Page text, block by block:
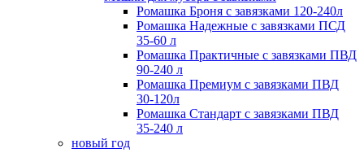
Ромашка Броня с завязками 120-240л
Ромашка Надежные с завязками ПСД
35-60 л
Ромашка Практичные с завязками ПВД
90-240 л
Ромашка Премиум с завязками ПВД
30-120л
Ромашка Стандарт с завязками ПВД
35-240 л
новый год